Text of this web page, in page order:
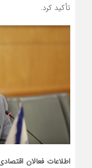
تأکید کرد.
اطلاعات فعالان